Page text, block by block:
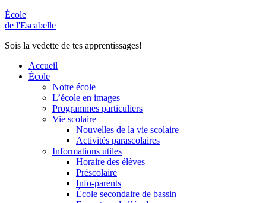
École
de l'Escabelle
Sois la vedette de tes apprentissages!
Accueil
École
Notre école
L’école en images
Programmes particuliers
Vie scolaire
Nouvelles de la vie scolaire
Activités parascolaires
Informations utiles
Horaire des élèves
Préscolaire
Info-parents
École secondaire de bassin